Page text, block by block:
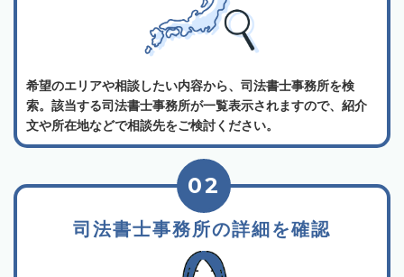
希望のエリアや相談したい内容から、司法書士事務所を検
索。該当する司法書士事務所が一覧表示されますので、紹介
文や所在地などで相談先をご検討ください。
司法書士事務所の詳細を確認
02